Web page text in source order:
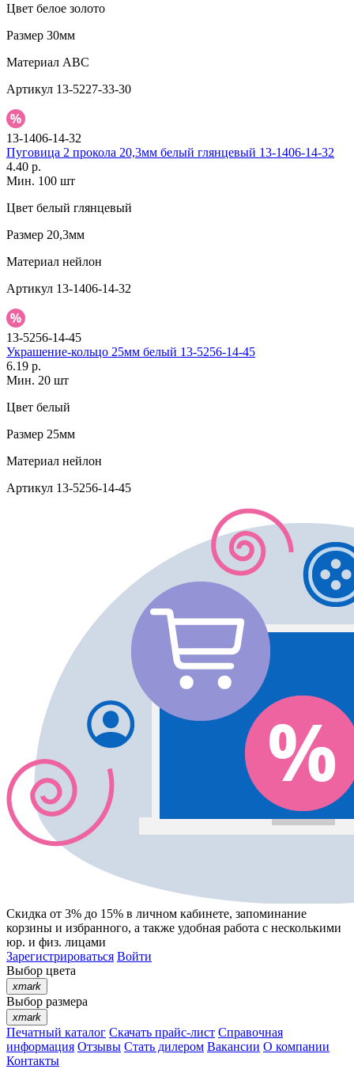
Цвет белое золото
Размер 30мм
Материал АВС
Артикул 13-5227-33-30
13-1406-14-32
Пуговица 2 прокола 20,3мм белый глянцевый 13-1406-14-32
4.40 р.
Мин. 100 шт
Цвет белый глянцевый
Размер 20,3мм
Материал нейлон
Артикул 13-1406-14-32
13-5256-14-45
Украшение-кольцо 25мм белый 13-5256-14-45
6.19 р.
Мин. 20 шт
Цвет белый
Размер 25мм
Материал нейлон
Артикул 13-5256-14-45
Скидка от 3% до 15% в личном кабинете, запоминание
корзины и избранного, а также удобная работа с несколькими
юр. и физ. лицами
Зарегистрироваться Войти
Выбор цвета
xmark
Выбор размера
xmark
Печатный каталог Скачать прайс-лист Справочная
информация Отзывы Стать дилером Вакансии О компании
Контакты